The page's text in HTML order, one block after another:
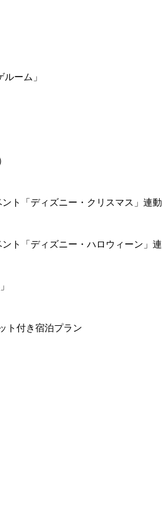
ーム」
ト「ディズニー・クリスマス」連
ト「ディズニー・ハロウィーン」
ト付き宿泊プラン